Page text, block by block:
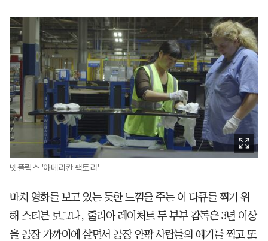
넷플릭스 '아메리칸 팩토리'
마치 영화를 보고 있는 듯한 느낌을 주는 이 다큐를 찍기 위
해 스티븐 보그나, 줄리아 레이처트 두 부부 감독은 3년 이상
을 공장 가까이에 살면서 공장 안팎 사람들의 얘기를 찍고 또